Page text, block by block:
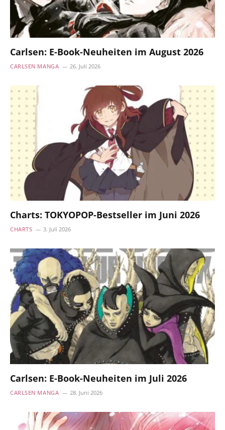
Carlsen: E-Book-Neuheiten im August 2026
CARLSEN MANGA 26. Juli 2026
Charts: TOKYOPOP-Bestseller im Juni 2026
CHARTS 3. Juli 2026
Carlsen: E-Book-Neuheiten im Juli 2026
CARLSEN MANGA 28. Juni 2026